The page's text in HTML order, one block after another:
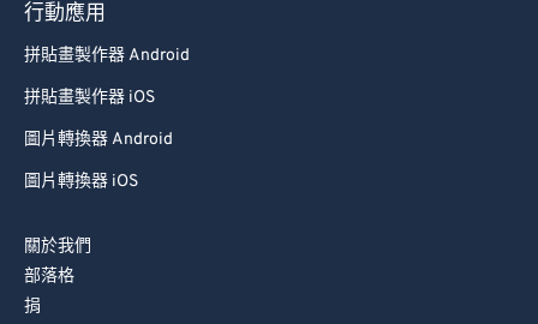
行動應用
拼貼畫製作器 Android
拼貼畫製作器 iOS
圖片轉換器 Android
圖片轉換器 iOS
關於我們
部落格
捐